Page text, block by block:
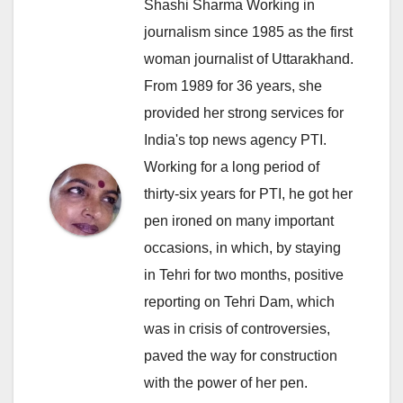
Shashi Sharma Working in
journalism since 1985 as the first
woman journalist of Uttarakhand.
From 1989 for 36 years, she
provided her strong services for
India's top news agency PTI.
Working for a long period of
thirty-six years for PTI, he got her
pen ironed on many important
occasions, in which, by staying
in Tehri for two months, positive
reporting on Tehri Dam, which
was in crisis of controversies,
paved the way for construction
with the power of her pen.